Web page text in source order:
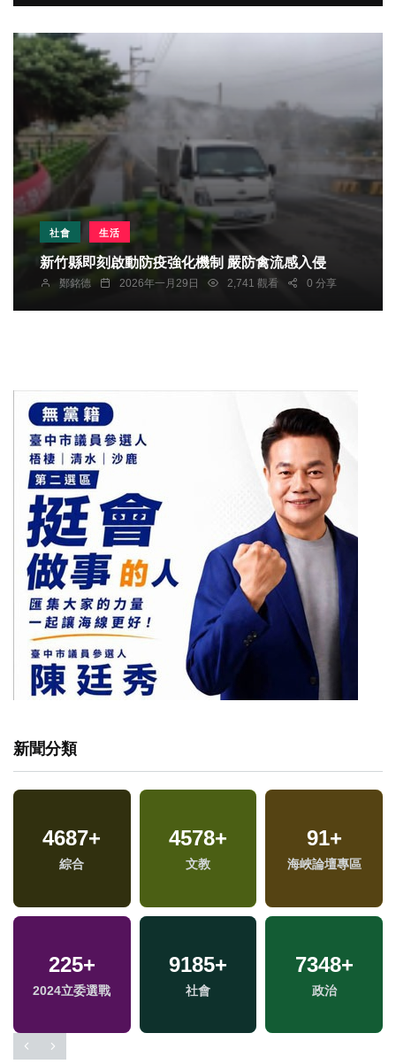
社會 生活
新竹縣即刻啟動防疫強化機制 嚴防禽流感入侵
鄭銘德 2026年一月29日 2,741 觀看 0 分享
新聞分類
4687+
綜合
4578+
文教
91+
海峽論壇專區
225+
2024立委選戰
9185+
社會
7348+
政治